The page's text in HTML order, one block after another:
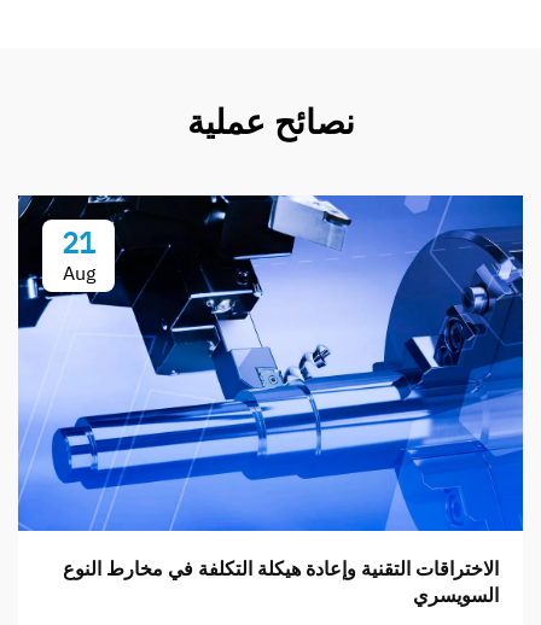
نصائح عملية
21
Aug
الاختراقات التقنية وإعادة هيكلة التكلفة في مخارط النوع
السويسري